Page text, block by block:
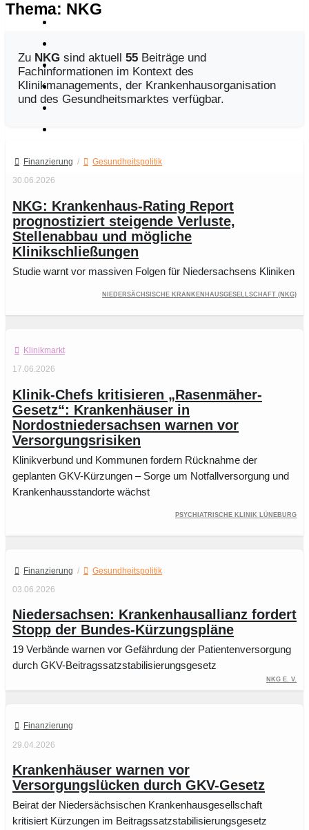
Thema: NKG
Zu NKG sind aktuell 55 Beiträge und
Fachinformationen im Kontext des
Klinikmanagements, der Krankenhausorganisation
und des Gesundheitsmarktes verfügbar.
Finanzierung /
Gesundheitspolitik
30.06.2026
NKG: Krankenhaus-Rating Report
prognostiziert steigende Verluste,
Stellenabbau und mögliche
Klinikschließungen
Studie warnt vor massiven Folgen für Niedersachsens Kliniken
Niedersächsische Krankenhausgesellschaft (NKG)
Klinikmarkt
17.06.2026
Klinik-Chefs kritisieren „Rasenmäher-
Gesetz“: Krankenhäuser in
Nordostniedersachsen warnen vor
Versorgungsrisiken
Klinikverbund und Kommunen fordern Rücknahme der
geplanten GKV-Kürzungen – Sorge um Notfallversorgung und
Krankenhausstandorte wächst
Psychiatrische Klinik Lüneburg
Finanzierung /
Gesundheitspolitik
03.06.2026
Niedersachsen: Krankenhausallianz fordert
Stopp der Bundes-Kürzungspläne
19 Verbände warnen vor Gefährdung der Patientenversorgung
durch GKV-Beitragssatzstabilisierungsgesetz
NKG e. V.
Finanzierung
29.04.2026
Krankenhäuser warnen vor
Versorgungslücken durch GKV-Gesetz
Beirat der Niedersächsischen Krankenhausgesellschaft
kritisiert Kürzungen im Beitragssatzstabilisierungsgesetz